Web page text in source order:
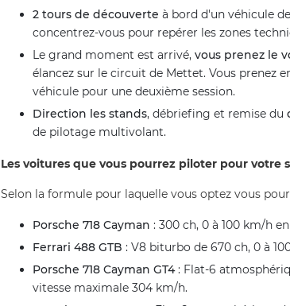
2 tours de découverte à bord d'un véhicule
concentrez-vous pour repérer les zones
Le grand moment est arrivé, vous prenez le
élancez sur le circuit de Mettet. Vous prenez
véhicule pour une deuxième session.
Direction les stands, débriefing et remise du
de pilotage multivolant.
Les voitures que vous pourrez piloter pour votre
Selon la formule pour laquelle vous optez vous
Porsche 718 Cayman : 300 ch, 0 à 100 km/h
Ferrari 488 GTB : V8 biturbo de 670 ch, 0 à
Porsche 718 Cayman GT4: Flat-6
vitesse maximale 304 km/h.